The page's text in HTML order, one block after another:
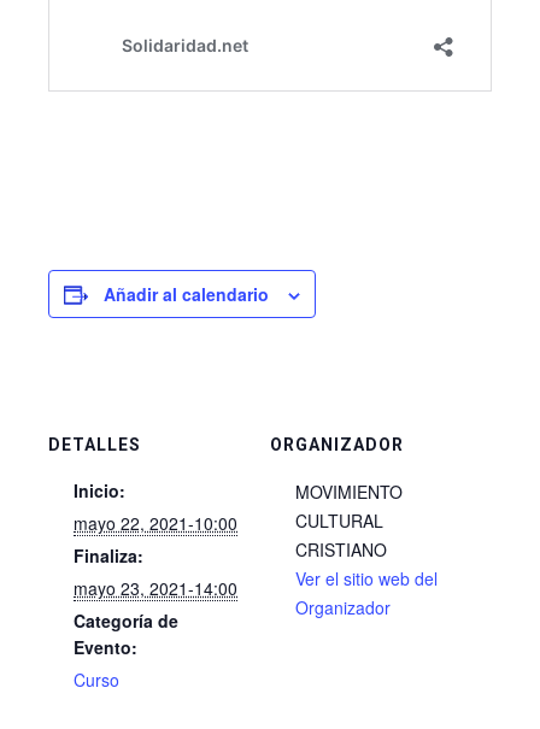
Añadir al calendario
DETALLES
Inicio:
mayo 22, 2021-10:00
Finaliza:
mayo 23, 2021-14:00
Categoría de
Evento:
Curso
ORGANIZADOR
MOVIMIENTO
CULTURAL
CRISTIANO
Ver el sitio web del
Organizador